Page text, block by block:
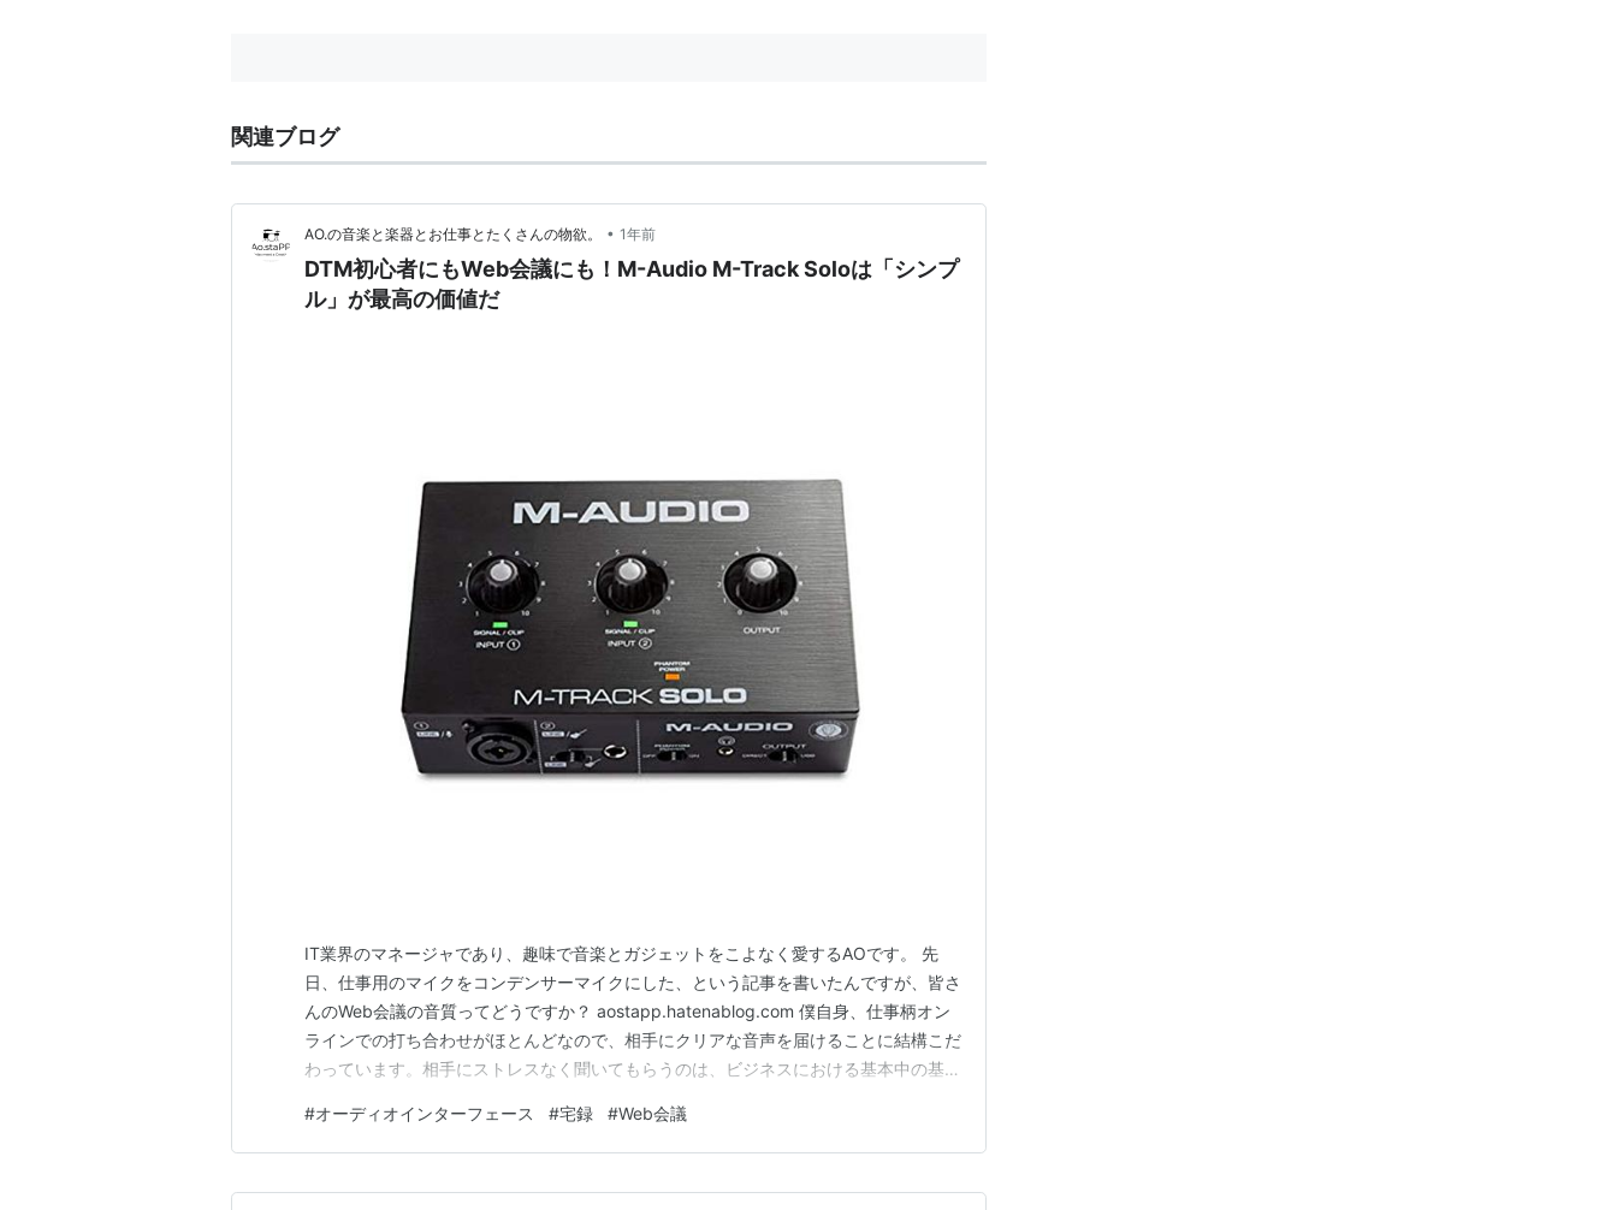
関連ブログ
AO.の音楽と楽器とお仕事とたくさんの物欲。 • 1年前
DTM初心者にもWeb会議にも！M-Audio M-Track Soloは「シンプ
ル」が最高の価値だ
IT業界のマネージャであり、趣味で音楽とガジェットをこよなく愛するAOです。 先
日、仕事用のマイクをコンデンサーマイクにした、という記事を書いたんですが、皆さ
んのWeb会議の音質ってどうですか？ aostapp.hatenablog.com 僕自身、仕事柄オン
ラインでの打ち合わせがほとんどなので、相手にクリアな音声を届けることに結構こだ
わっています。相手にストレスなく聞いてもらうのは、ビジネスにおける基本中の基本
回ご紹介する「M-Audio M-Track Solo」というUSBオーディオインターフェイスなん
です。…
#オーディオインターフェース #宅録 #Web会議